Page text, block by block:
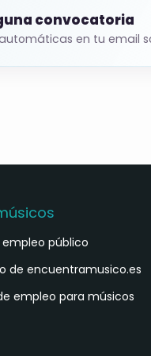
convocatoria
en tu email
público
de encuentramusico.es
empleo para músicos